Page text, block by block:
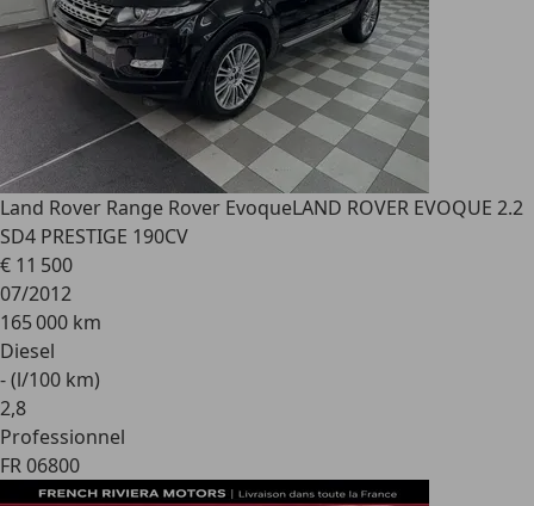
Land Rover Range Rover EvoqueLAND ROVER EVOQUE 2.2
SD4 PRESTIGE 190CV
€ 11 500
07/2012
165 000 km
Diesel
- (l/100 km)
2,8
Professionnel
FR 06800